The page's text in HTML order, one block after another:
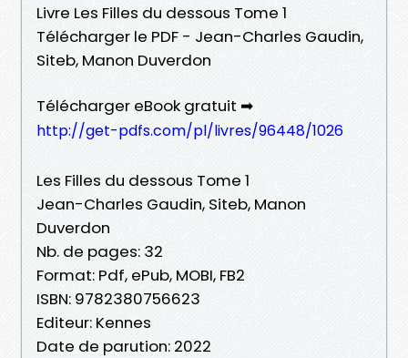
Livre Les Filles du dessous Tome 1
Télécharger le PDF - Jean-Charles Gaudin,
Siteb, Manon Duverdon
Télécharger eBook gratuit ➡
http://get-pdfs.com/pl/livres/96448/1026
Les Filles du dessous Tome 1
Jean-Charles Gaudin, Siteb, Manon
Duverdon
Nb. de pages: 32
Format: Pdf, ePub, MOBI, FB2
ISBN: 9782380756623
Editeur: Kennes
Date de parution: 2022